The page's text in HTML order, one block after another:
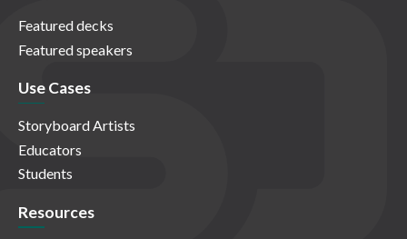
Featured decks
Featured speakers
Use Cases
Storyboard Artists
Educators
Students
Resources